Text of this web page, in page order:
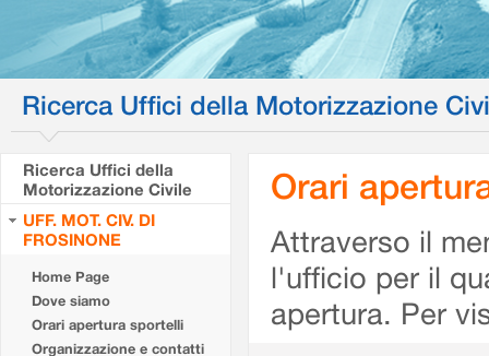
Ricerca Uffici della Motorizzazione
Ricerca Uffici della
Motorizzazione Civile
UFF. MOT. CIV. DI
FROSINONE
Home Page
Dove siamo
Orari apertura sportelli
Organizzazione e contatti
Orari
Attraverso il
l'ufficio per il
apertura. Per